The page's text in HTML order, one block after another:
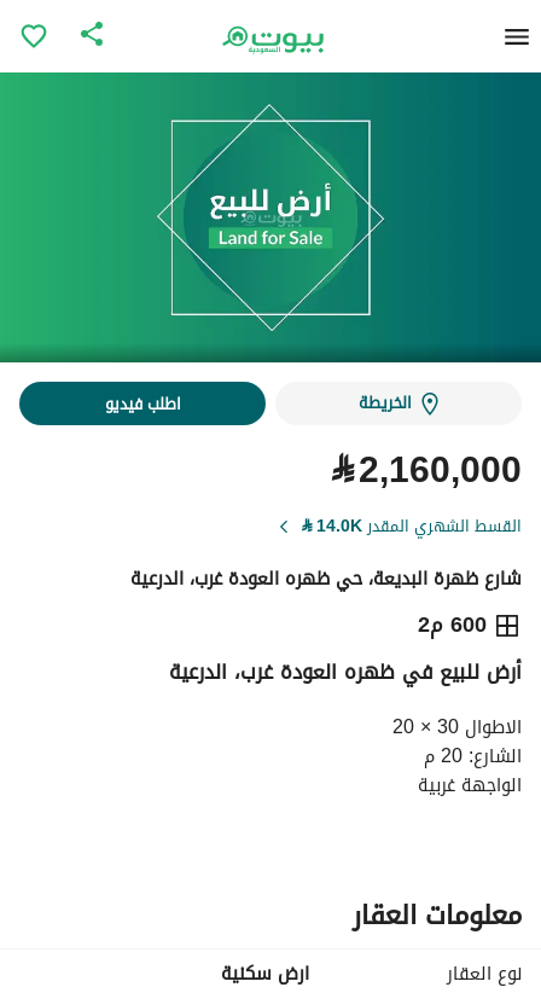
الخريطة اطلب فيديو
⃁2,160,000
القسط الشهري المقدر14.0K
⃁
شارع ظهرة البديعة، حي ظهره العودة غرب، الدرعية
600 م2
⃁
2,160,000
التفاصيل معلومات ترخيص الإعلان
أرض للبيع في ظهره العودة غرب، الدرعية
الاطوال 30 × 20
الشارع: 20 م
الواجهة غربية
معلومات العقار
نوع العقار
ارض سكنية